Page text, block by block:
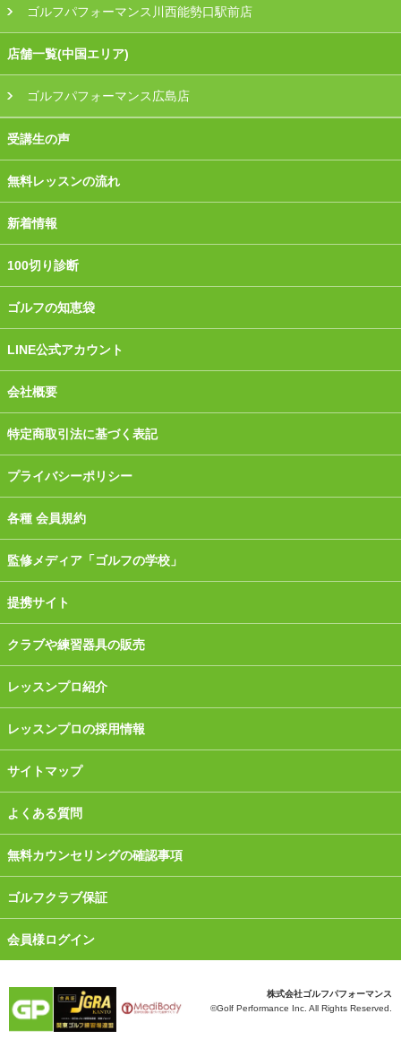
ゴルフパフォーマンス川西能勢口駅前店
店舗一覧(中国エリア)
ゴルフパフォーマンス広島店
受講生の声
無料レッスンの流れ
新着情報
100切り診断
ゴルフの知恵袋
LINE公式アカウント
会社概要
特定商取引法に基づく表記
プライバシーポリシー
各種 会員規約
監修メディア「ゴルフの学校」
提携サイト
クラブや練習器具の販売
レッスンプロ紹介
レッスンプロの採用情報
サイトマップ
よくある質問
無料カウンセリングの確認事項
ゴルフクラブ保証
会員様ログイン
株式会社ゴルフパフォーマンス
©Golf Performance Inc. All Rights Reserved.